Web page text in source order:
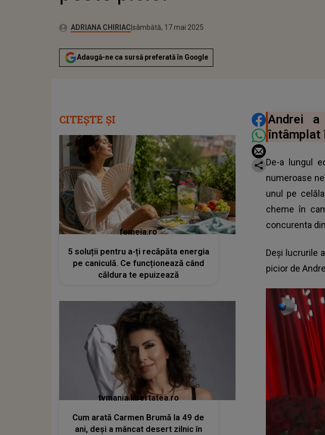
Autor:ADRIANA CHIRIACPublicat:
sâmbătă, 17 mai 2025
Actualizat:
sâmbătă, 17 mai 2025
Adaugă-ne ca sursă preferată în Google
DISTRIBUIE
Andrei
întâmplat
De-a lungul
numeroase
unul pe
cheme în
concurenta
Deşi lucrurile
picior de
CITEȘTE ȘI
femeia.ro
5 soluții pentru a-ți recăpăta energia
pe caniculă. Ce funcționează când
căldura te epuizează
tvmania.libertatea.ro
Cum arată Carmen Brumă la 49 de
ani, deși a mâncat desert zilnic în